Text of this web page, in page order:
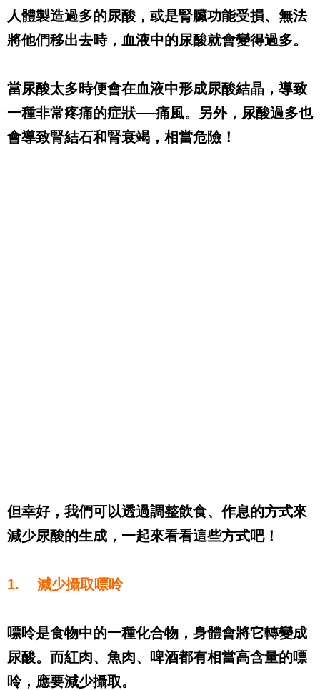
人體製造過多的尿酸，或是腎臟功能受損、無法
將他們移出去時，血液中的尿酸就會變得過多。
當尿酸太多時便會在血液中形成尿酸結晶，導致
一種非常疼痛的症狀──痛風。另外，尿酸過多也
會導致腎結石和腎衰竭，相當危險！
但幸好，我們可以透過調整飲食、作息的方式來
減少尿酸的生成，一起來看看這些方式吧！
1. 減少攝取嘌呤
嘌呤是食物中的一種化合物，身體會將它轉變成
尿酸。而紅肉、魚肉、啤酒都有相當高含量的嘌
呤，應要減少攝取。